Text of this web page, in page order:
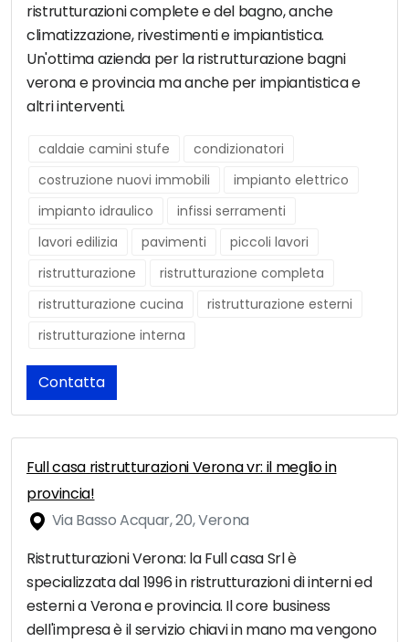
ristrutturazioni complete e del bagno, anche
climatizzazione, rivestimenti e impiantistica.
Un'ottima azienda per la ristrutturazione bagni
verona e provincia ma anche per impiantistica e
altri interventi.
caldaie camini stufe
condizionatori
costruzione nuovi immobili
impianto elettrico
impianto idraulico
infissi serramenti
lavori edilizia
pavimenti
piccoli lavori
ristrutturazione
ristrutturazione completa
ristrutturazione cucina
ristrutturazione esterni
ristrutturazione interna
Contatta
Full casa ristrutturazioni Verona vr: il meglio in
provincia!
Via Basso Acquar, 20, Verona
Ristrutturazioni Verona: la Full casa Srl è
specializzata dal 1996 in ristrutturazioni di interni ed
esterni a Verona e provincia. Il core business
dell'impresa è il servizio chiavi in mano ma vengono